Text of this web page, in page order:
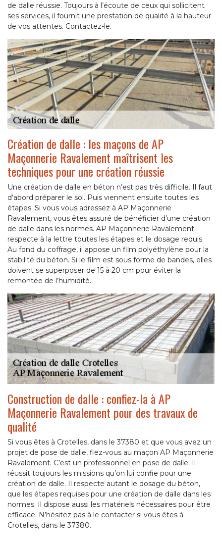
de dalle réussie. Toujours à l’écoute de ceux qui sollicitent
ses services, il fournit une prestation de qualité à la hauteur
de vos attentes. Contactez-le.
Création de dalle : les maçons de AP
Maçonnerie Ravalement maîtrisent les
techniques pour une création réussie
Une création de dalle en béton n’est pas très difficile. Il faut
d’abord préparer le sol. Puis viennent ensuite toutes les
étapes. Si vous vous adressez à AP Maçonnerie
Ravalement, vous êtes assuré de bénéficier d’une création
de dalle dans les normes. AP Maçonnerie Ravalement
respecte à la lettre toutes les étapes et le dosage requis.
Au fond du coffrage, il appose un film polyéthylène pour la
stabilité du béton. Si le film est sous forme de bandes, elles
doivent se superposer de 15 à 20 cm pour éviter la
remontée de l’humidité.
Construction de dalle : confiez-la à AP
Maçonnerie Ravalement pour des travaux de
qualité
Si vous êtes à Crotelles, dans le 37380 et que vous avez un
projet de pose de dalle, fiez-vous au maçon AP Maçonnerie
Ravalement. C’est un professionnel en pose de dalle. Il
réussit toujours les missions qu’on lui confie pour une
création de dalle. Il respecte autant le dosage du béton,
que les étapes requises pour une création de dalle dans les
normes. Il dispose aussi les matériels nécessaires pour être
efficace. N’hésitez pas à le contacter si vous êtes à
Crotelles, dans le 37380.